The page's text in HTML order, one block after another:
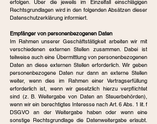
erfolgen. Über die jeweils im Einzelfall einschlägigen
Rechtsgrundlagen wird in den folgenden Absätzen dieser
Datenschutzerklärung informiert.
Empfänger von personenbezogenen Daten
Im Rahmen unserer Geschäftstätigkeit arbeiten wir mit
verschiedenen externen Stellen zusammen. Dabei ist
teilweise auch eine Übermittlung von personenbezogenen
Daten an diese externen Stellen erforderlich. Wir geben
personenbezogene Daten nur dann an externe Stellen
weiter, wenn dies im Rahmen einer Vertragserfüllung
erforderlich ist, wenn wir gesetzlich hierzu verpflichtet
sind (z. B. Weitergabe von Daten an Steuerbehörden),
wenn wir ein berechtigtes Interesse nach Art. 6 Abs. 1 lit. f
DSGVO an der Weitergabe haben oder wenn eine
sonstige Rechtsgrundlage die Datenweitergabe erlaubt.